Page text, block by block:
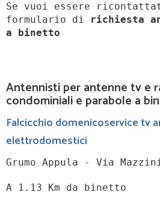
Se vuoi essere
formulario di
richiesta
a
binetto
Antennisti per antenne tv e
condominiali e parabole a
Falcicchio domenicoservice tv
elettrodomestici
Grumo Appula - Via
A 1.13 Km da binetto